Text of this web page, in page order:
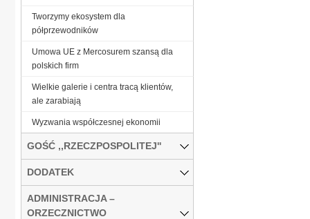
Tworzymy ekosystem dla
półprzewodników
Umowa UE z Mercosurem szansą dla
polskich firm
Wielkie galerie i centra tracą klientów,
ale zarabiają
Wyzwania współczesnej ekonomii
GOŚĆ ,,RZECZPOSPOLITEJ''
DODATEK
ADMINISTRACJA –
ORZECZNICTWO